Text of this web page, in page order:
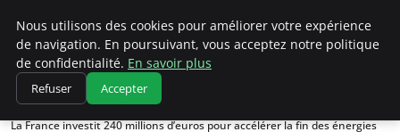
Climatedebtagents
Accueil
Énergies Renouvelables
La France investit 240 millions d’euros pour accélérer la fin des énergies
Nous utilisons des cookies pour améliorer votre expérience
de navigation. En poursuivant, vous acceptez notre politique
de confidentialité. En savoir plus
Refuser Accepter